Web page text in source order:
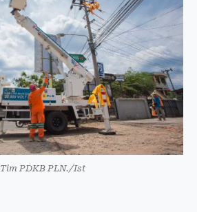
Tim PDKB PLN./Ist